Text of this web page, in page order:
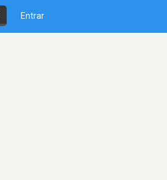
Entrar